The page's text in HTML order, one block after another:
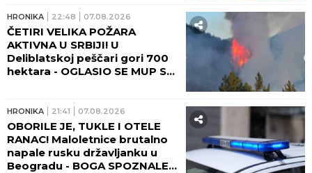
HRONIKA 22:48 07.08.2026
ČETIRI VELIKA POŽARA
AKTIVNA U SRBIJI! U
Deliblatskoj peščari gori 700
hektara - OGLASIO SE MUP SA
HRONIKA 21:41 07.08.2026
OBORILE JE, TUKLE I OTELE
RANAC! Maloletnice brutalno
napale rusku državljanku u
Beogradu - BOGA SPOZNALE